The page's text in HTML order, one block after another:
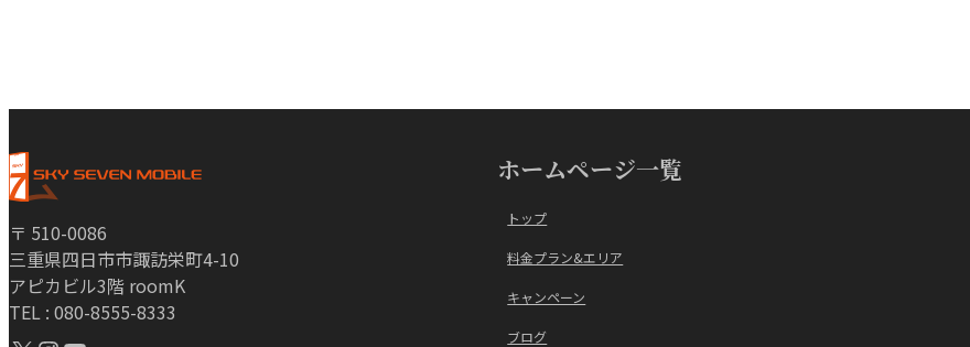
〒 510-0086
三重県四日市市諏訪栄町4-10
アピカビル3階 roomK
TEL : 080-8555-8333
ホームページ一覧
トップ
料金プラン&エリア
キャンペーン
ブログ